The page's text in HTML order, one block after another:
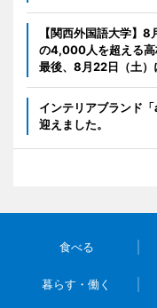
【関西外国語大学】
の4,000人を超える
最後、8月22日（土）
インテリアブランド
迎えました。
食べる
暮らす・働く